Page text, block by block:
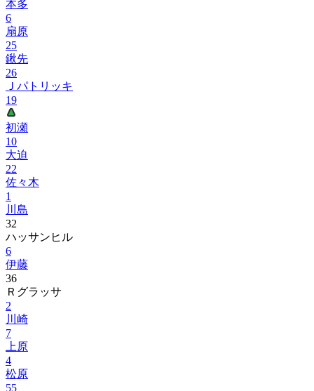
本多
6
扇原
25
鍬先
26
Ｊパトリッキ
19
初瀬
10
大迫
22
佐々木
1
川島
32
ハッサンヒル
6
伊藤
36
Ｒグラッサ
2
川崎
7
上原
4
松原
55